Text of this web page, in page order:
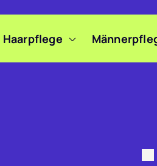
Haarpflege